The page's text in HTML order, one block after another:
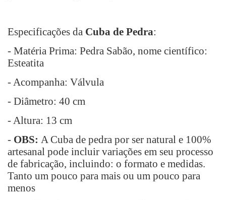
Especificações da Cuba de Pedra:
- Matéria Prima: Pedra Sabão, nome científico:
Esteatita
- Acompanha: Válvula
- Diâmetro: 40 cm
- Altura: 13 cm
- OBS: A Cuba de pedra por ser natural e 100%
artesanal pode incluir variações em seu processo
de fabricação, incluindo: o formato e medidas.
Tanto um pouco para mais ou um pouco para
menos